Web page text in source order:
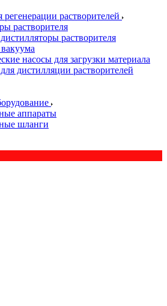
растворителей
растворителя
растворителя
насосы для загрузки материала
дистилляции растворителей
аппараты
шланги